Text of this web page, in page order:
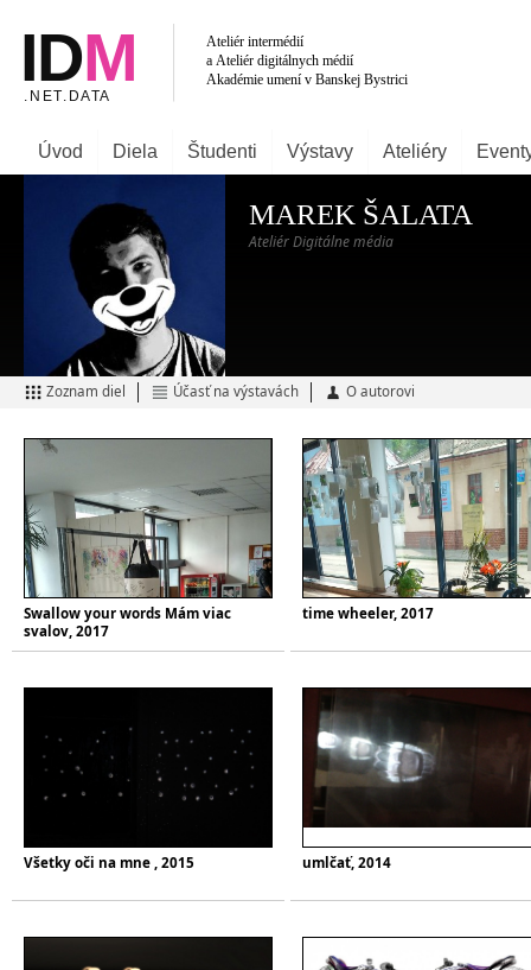
Úvod Diela Študenti Výstavy Ateliéry
MAREK ŠALATA
Ateliér Digitálne média
Zoznam diel Účasť na výstavách O autorovi
Swallow your words Mám viac
svalov, 2017
time wheeler, 2017
Všetky oči na mne , 2015 umlčať, 2014